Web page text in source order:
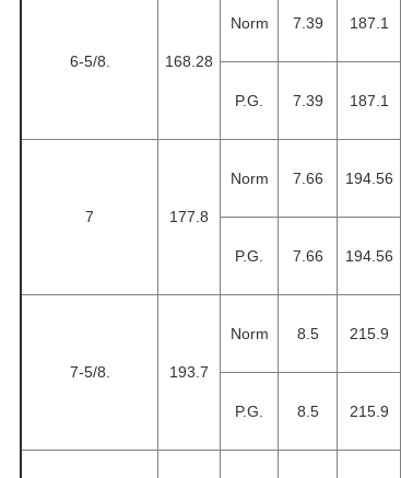
6-5/8. 168.28
Norm 7.39 187.1
P.G. 7.39 187.1
7 177.8
Norm 7.66 194.56
P.G. 7.66 194.56
7-5/8. 193.7
Norm 8.5 215.9
P.G. 8.5 215.9